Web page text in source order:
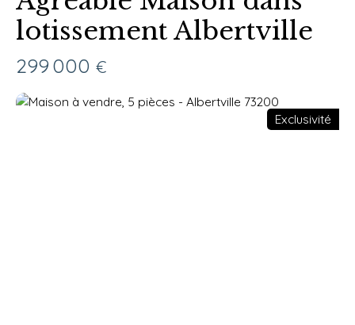
Nos bureaux Acheter Vendre Programmes
Estimation
lotissement Albertville
299 000 €
Exclusivité